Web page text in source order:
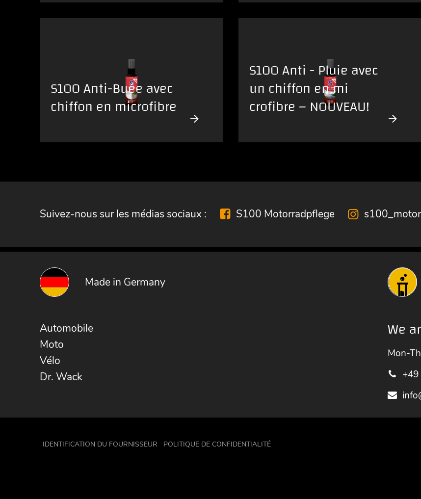
S100 Anti-Buée avec
chiffon en microfibre
S100 Anti - Pluie avec
un chiffon en mi
crofibre – NOUVEAU!
Suivez-nous sur les médias sociaux : S100 Motorradpflege
Made in Germany
Automobile
Moto
Vélo
Dr. Wack
We
Mon-
IDENTIFICATION DU FOURNISSEUR POLITIQUE DE CONFIDENTIALITÉ